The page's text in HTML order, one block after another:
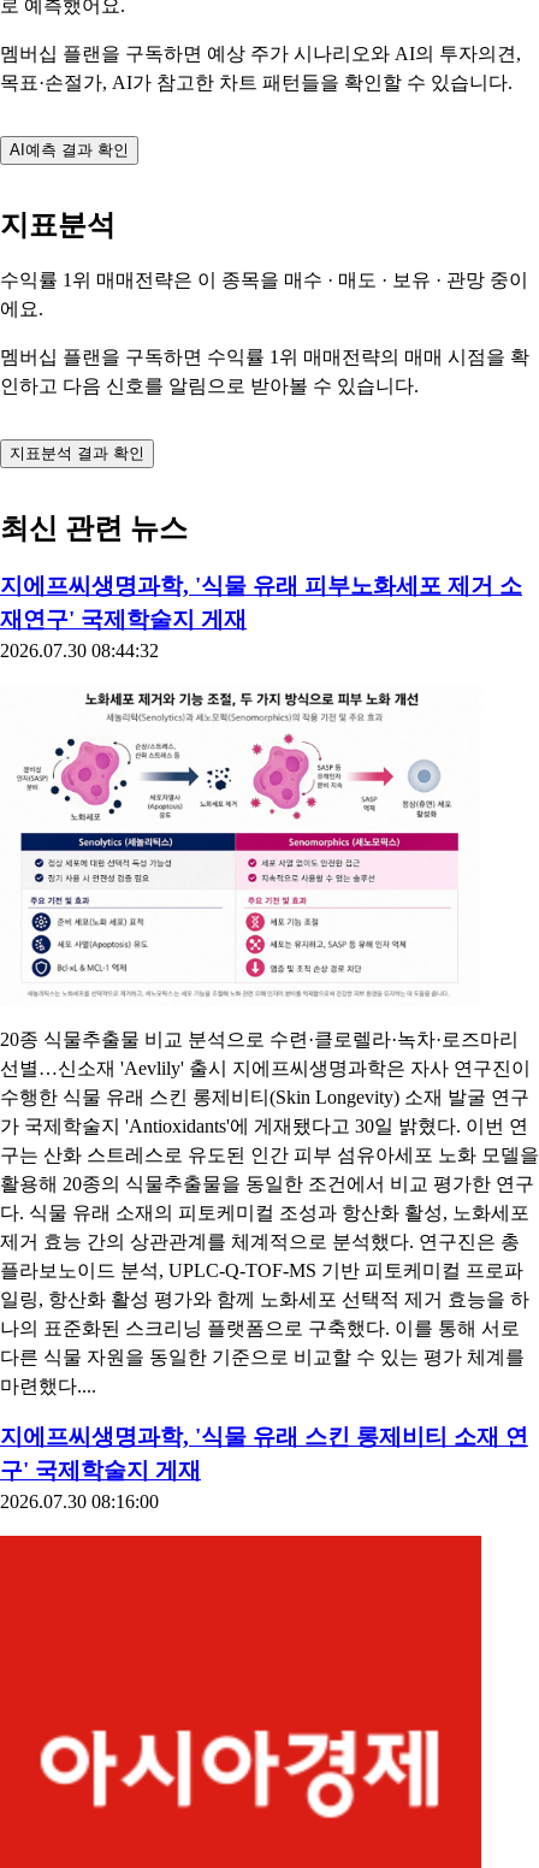
로 예측했어요.
멤버십 플랜을 구독하면 예상 주가 시나리오와 AI의 투자의견,
목표·손절가, AI가 참고한 차트 패턴들을 확인할 수 있습니다.
AI예측 결과 확인
지표분석
수익률 1위 매매전략은 이 종목을 매수 · 매도 · 보유 · 관망 중이
에요.
멤버십 플랜을 구독하면 수익률 1위 매매전략의 매매 시점을 확
인하고 다음 신호를 알림으로 받아볼 수 있습니다.
지표분석 결과 확인
최신 관련 뉴스
지에프씨생명과학, '식물 유래 피부노화세포 제거 소
재연구' 국제학술지 게재
2026.07.30 08:44:32
20종 식물추출물 비교 분석으로 수련·클로렐라·녹차·로즈마리
선별…신소재 'Aevlily' 출시 지에프씨생명과학은 자사 연구진이
수행한 식물 유래 스킨 롱제비티(Skin Longevity) 소재 발굴 연구
가 국제학술지 'Antioxidants'에 게재됐다고 30일 밝혔다. 이번 연
구는 산화 스트레스로 유도된 인간 피부 섬유아세포 노화 모델을
활용해 20종의 식물추출물을 동일한 조건에서 비교 평가한 연구
다. 식물 유래 소재의 피토케미컬 조성과 항산화 활성, 노화세포
제거 효능 간의 상관관계를 체계적으로 분석했다. 연구진은 총
플라보노이드 분석, UPLC-Q-TOF-MS 기반 피토케미컬 프로파
일링, 항산화 활성 평가와 함께 노화세포 선택적 제거 효능을 하
나의 표준화된 스크리닝 플랫폼으로 구축했다. 이를 통해 서로
다른 식물 자원을 동일한 기준으로 비교할 수 있는 평가 체계를
마련했다....
지에프씨생명과학, '식물 유래 스킨 롱제비티 소재 연
구' 국제학술지 게재
2026.07.30 08:16:00